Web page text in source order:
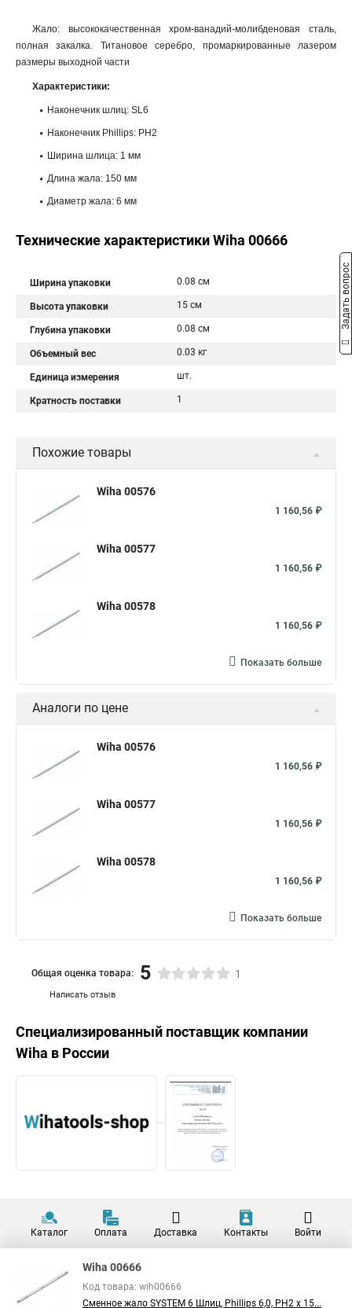
Жало: высококачественная хром-ванадий-молибденовая сталь,
полная закалка. Титановое серебро, промаркированные лазером
размеры выходной части
Характеристики:
Наконечник шлиц: SL6
Наконечник Phillips: PH2
Ширина шлица: 1 мм
Длина жала: 150 мм
Диаметр жала: 6 мм
Технические характеристики Wiha 00666
Ширина упаковки 0.08 см
Высота упаковки 15 см
Глубина упаковки 0.08 см
Объемный вес 0.03 кг
Единица измерения шт.
Кратность поставки 1
Похожие товары
Wiha 00576
1 160,56 ₽
Wiha 00577
1 160,56 ₽
Wiha 00578
1 160,56 ₽
Показать больше
Аналоги по цене
Wiha 00576
1 160,56 ₽
Wiha 00577
1 160,56 ₽
Wiha 00578
1 160,56 ₽
Показать больше
Написать отзыв
Общая оценка товара: 5 1
Специализированный поставщик компании
Wiha в России
Каталог Оплата Доставка Контакты Войти
Wiha 00666
Код товара: wih00666
Сменное жало SYSTEM 6 Шлиц, Phillips 6,0, PH2 x 15...
Задать вопрос